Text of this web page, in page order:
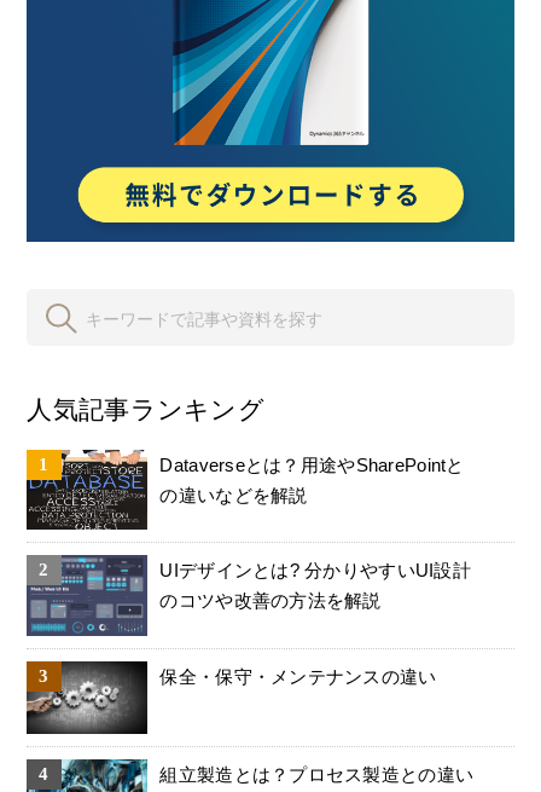
人気記事ランキング
Dataverseとは？用途やSharePointと
の違いなどを解説
UIデザインとは? 分かりやすいUI設計
のコツや改善の方法を解説
保全・保守・メンテナンスの違い
組立製造とは？プロセス製造との違い